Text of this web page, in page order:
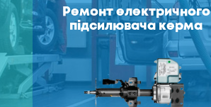
Ремонт електричного
підсилювача керма